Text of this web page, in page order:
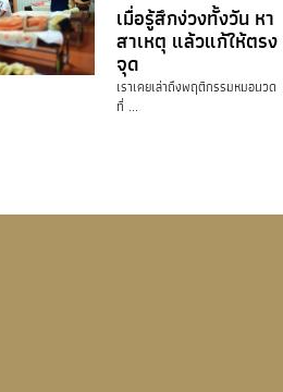
เมื่อรู้สึกง่วงทั้งวัน หา
สาเหตุ แล้วแก้ให้ตรง
จุด
เราเคยเล่าถึงพฤติกรรมหมอนวด
ที่ ...